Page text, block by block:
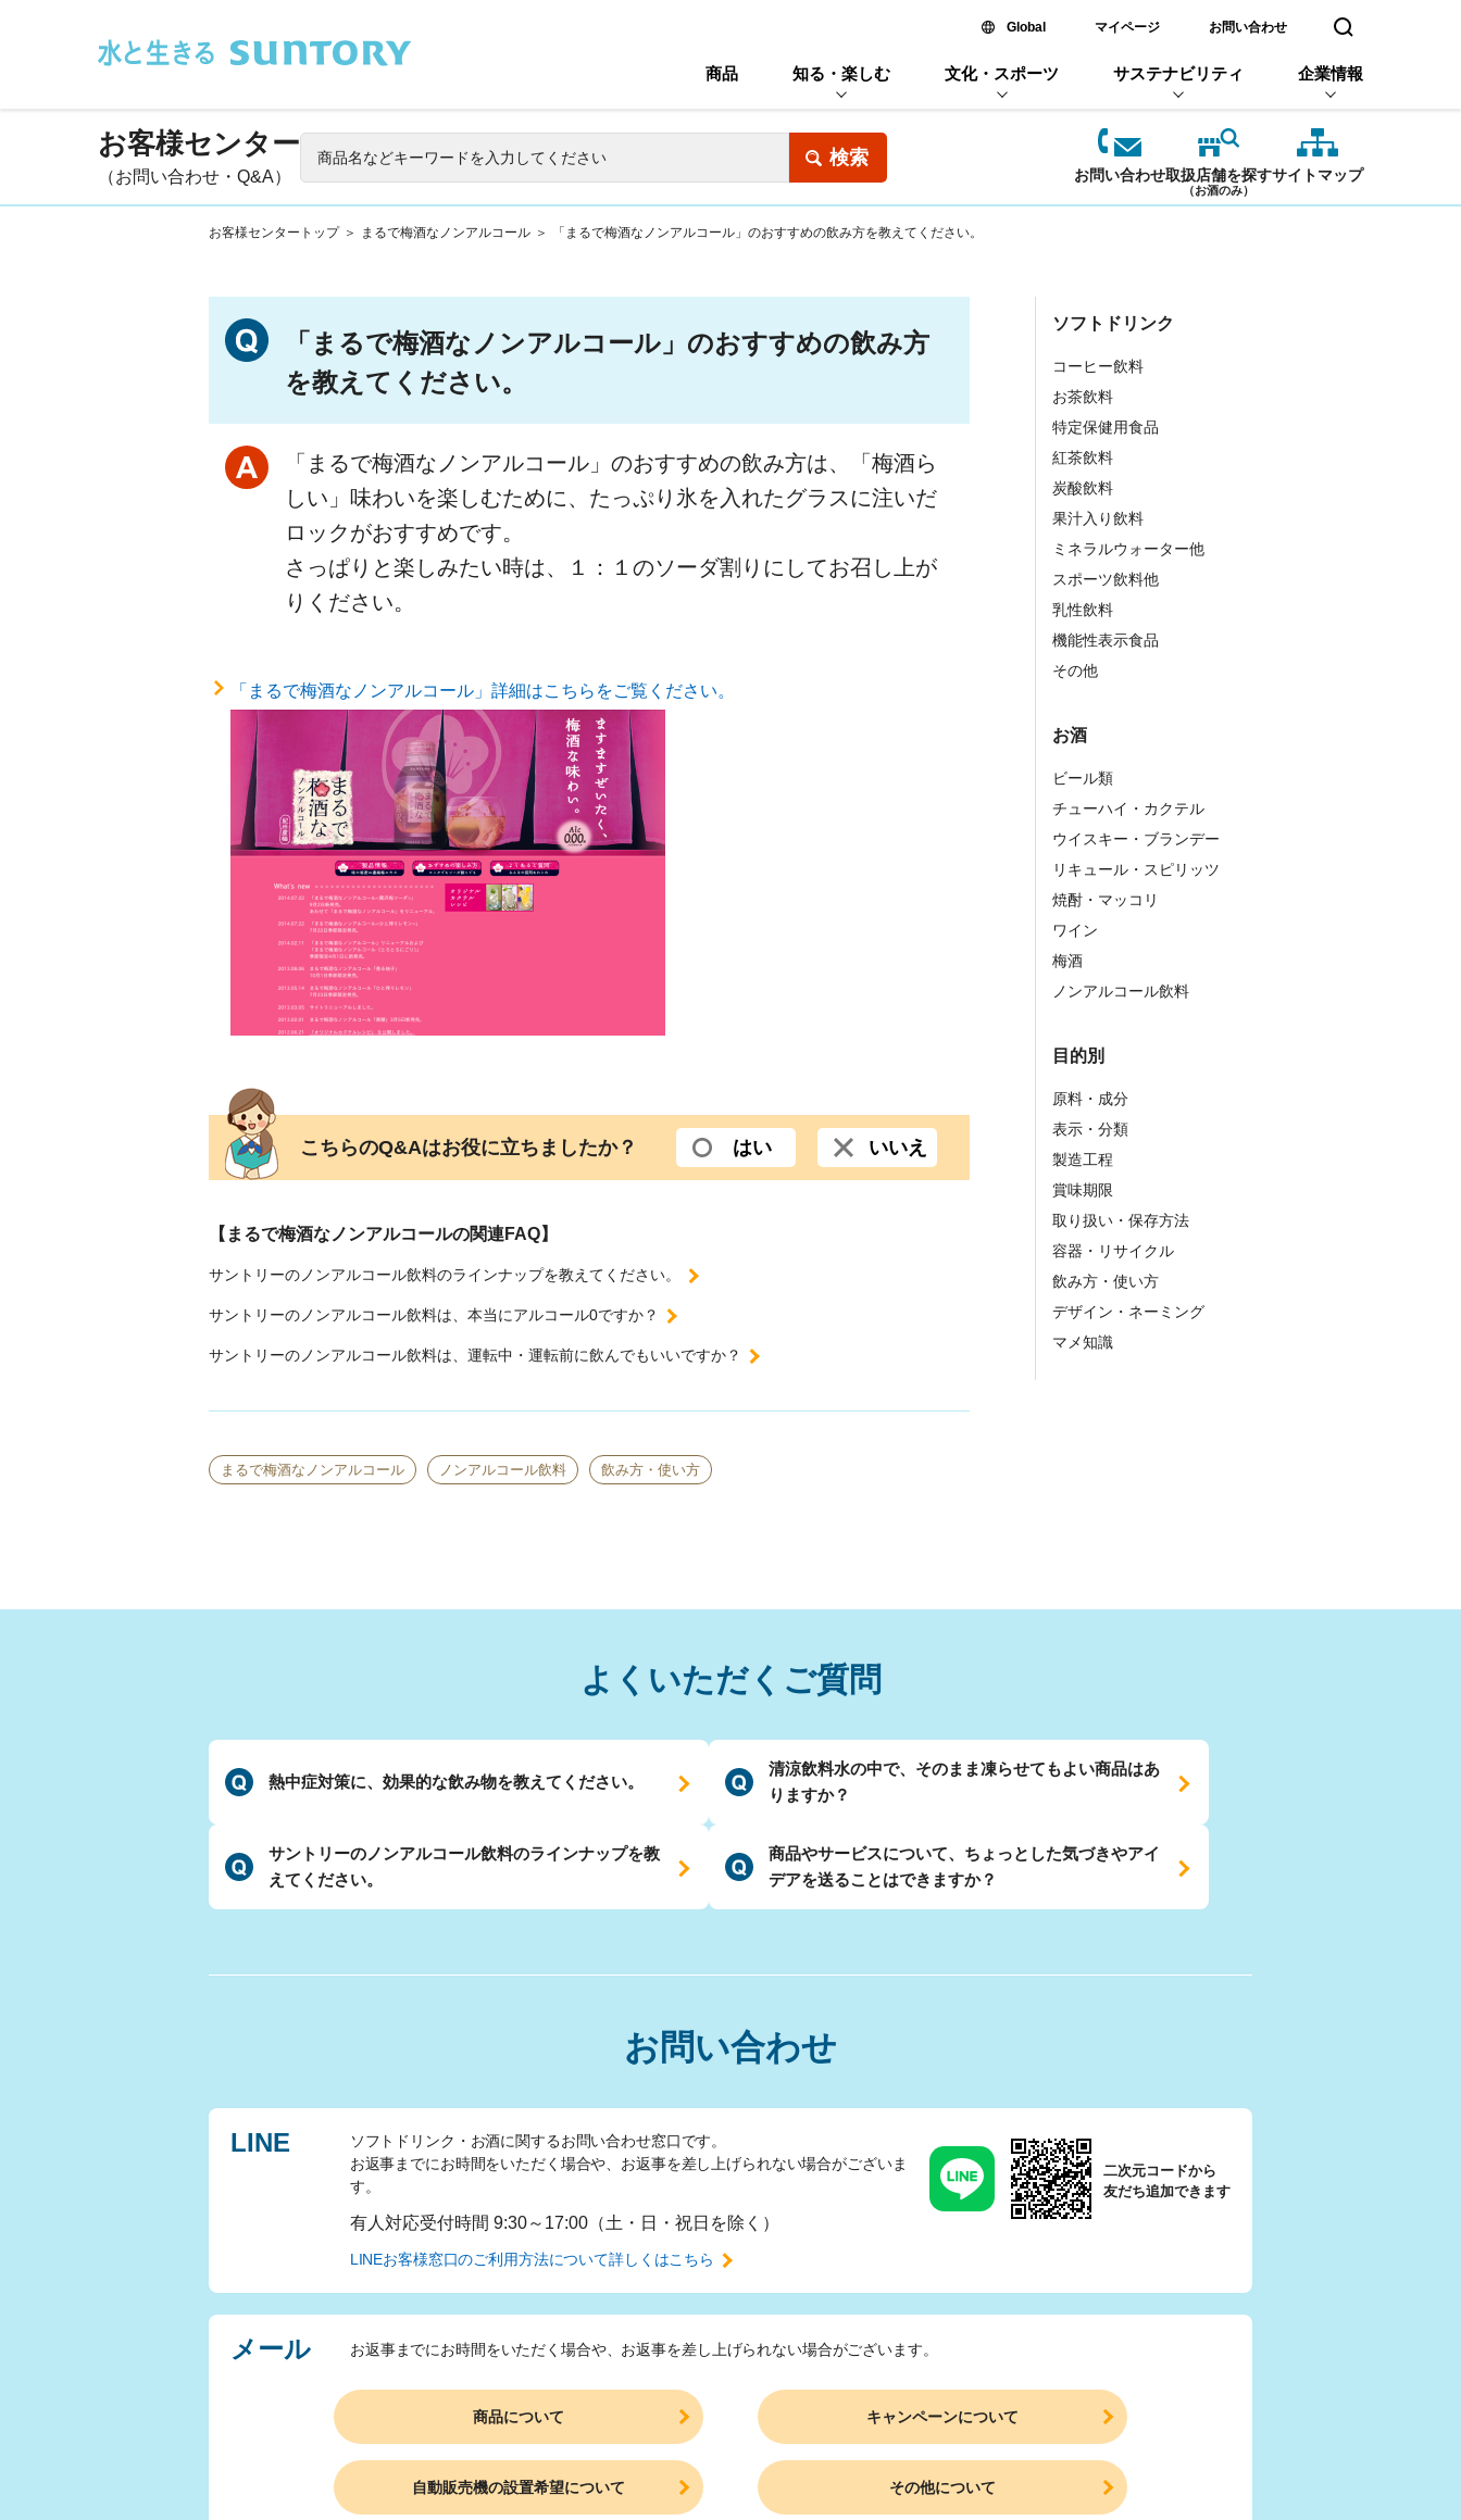
Global新しいウィンドウで開く
マイページ お問い合わせ 検索窓を開く
商品 知る・楽しむ 文化・スポーツ サステナビリティ 企業情報
お客様センター
（お問い合わせ・Q&A） お問い合わせ取扱店舗を探す
（お酒のみ）
サイトマップ
お客様センタートップ ＞ まるで梅酒なノンアルコール ＞ 「まるで梅酒なノンアルコール」のおすすめの飲み方を教えてください。
「まるで梅酒なノンアルコール」のおすすめの飲み方
を教えてください。
「まるで梅酒なノンアルコール」のおすすめの飲み方は、「梅酒ら
しい」味わいを楽しむために、たっぷり氷を入れたグラスに注いだ
ロックがおすすめです。
さっぱりと楽しみたい時は、１：１のソーダ割りにしてお召し上が
りください。
「まるで梅酒なノンアルコール」詳細はこちらをご覧ください。
こちらのQ&Aはお役に立ちましたか？ はい いいえ
【まるで梅酒なノンアルコールの関連FAQ】
サントリーのノンアルコール飲料のラインナップを教えてください。
サントリーのノンアルコール飲料は、本当にアルコール0ですか？
サントリーのノンアルコール飲料は、運転中・運転前に飲んでもいいですか？
まるで梅酒なノンアルコール ノンアルコール飲料 飲み方・使い方
ソフトドリンク
コーヒー飲料
お茶飲料
特定保健用食品
紅茶飲料
炭酸飲料
果汁入り飲料
ミネラルウォーター他
スポーツ飲料他
乳性飲料
機能性表示食品
その他
お酒
ビール類
チューハイ・カクテル
ウイスキー・ブランデー
リキュール・スピリッツ
焼酎・マッコリ
ワイン
梅酒
ノンアルコール飲料
目的別
原料・成分
表示・分類
製造工程
賞味期限
取り扱い・保存方法
容器・リサイクル
飲み方・使い方
デザイン・ネーミング
マメ知識
よくいただくご質問
熱中症対策に、効果的な飲み物を教えてください。
清涼飲料水の中で、そのまま凍らせてもよい商品はあ
りますか？
サントリーのノンアルコール飲料のラインナップを教
えてください。
商品やサービスについて、ちょっとした気づきやアイ
デアを送ることはできますか？
お問い合わせ
LINE
ソフトドリンク・お酒に関するお問い合わせ窓口です。
お返事までにお時間をいただく場合や、 お返事を差し上げられない場合がございま
す。
有人対応受付時間 9:30～17:00（土・日・祝日を除く）
LINEお客様窓口のご利用方法について詳しくはこちら
二次元コードから
友だち追加できます
メール お返事までにお時間をいただく場合や、 お返事を差し上げられない場合がございます。
商品について キャンペーンについて
自動販売機の設置希望について その他について